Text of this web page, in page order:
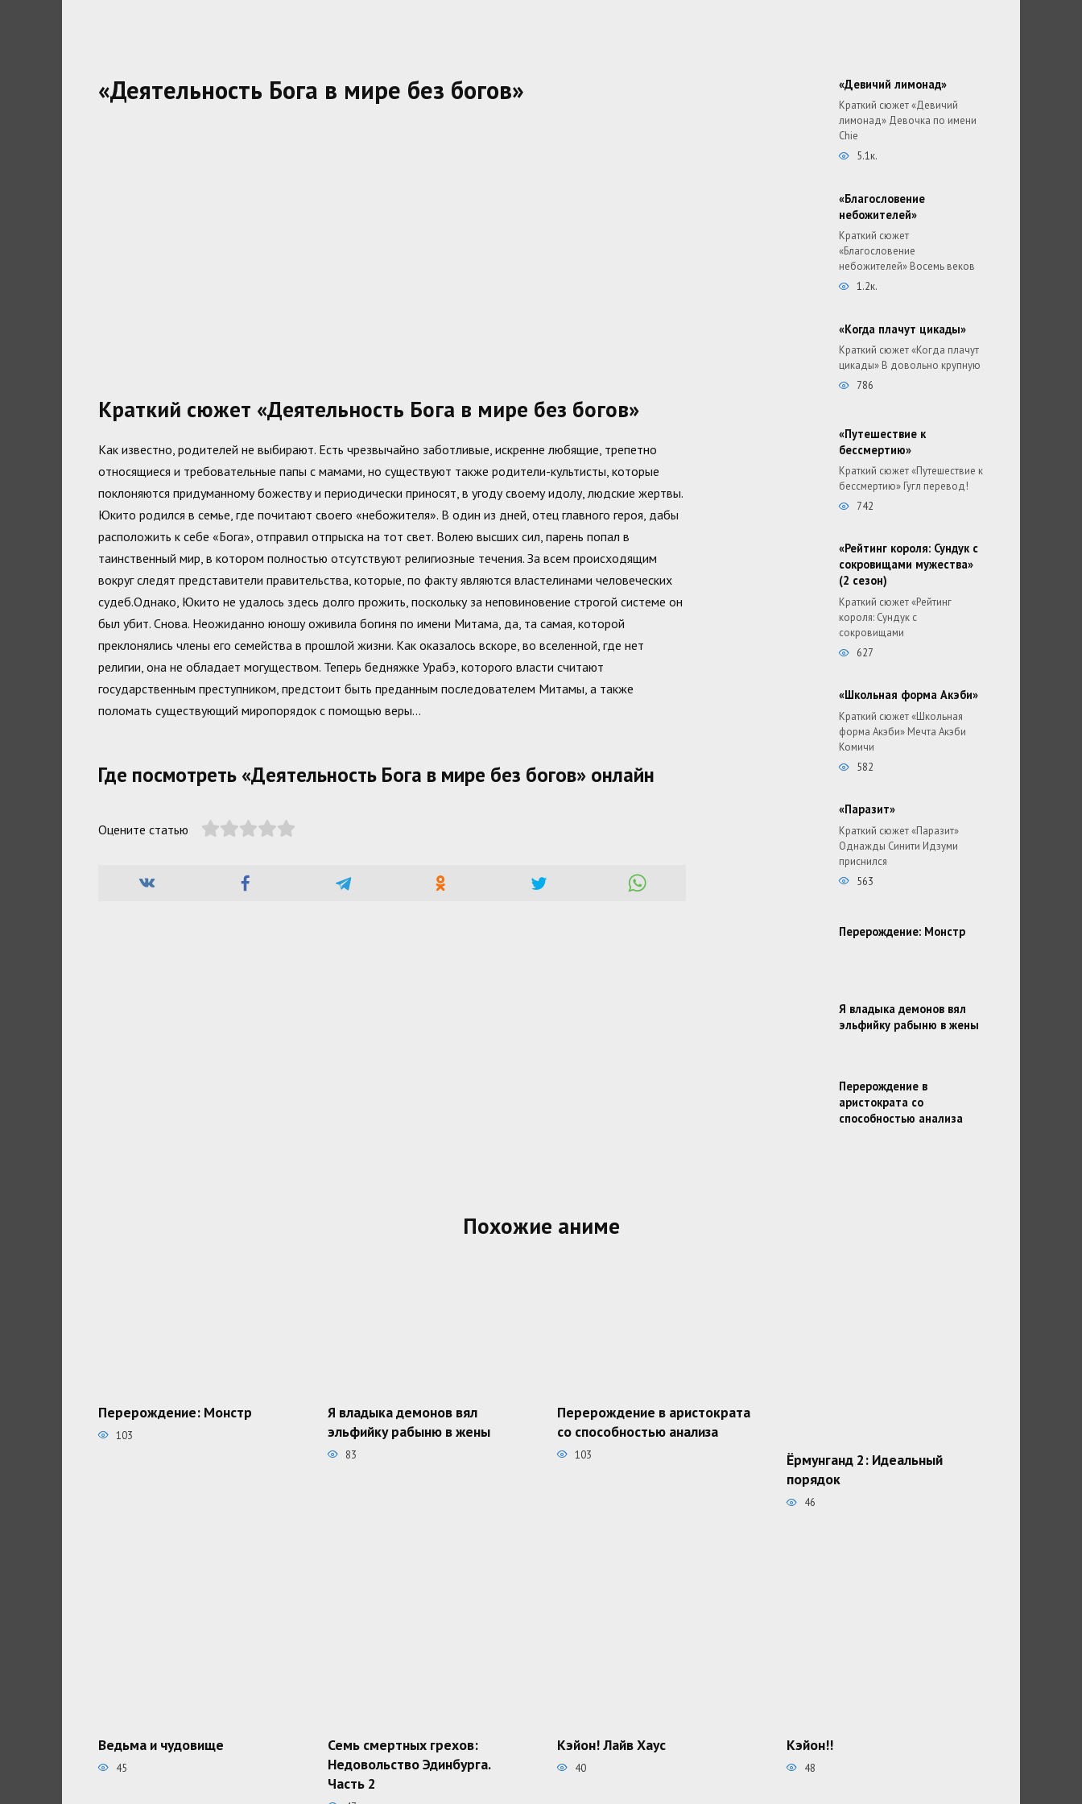
«Деятельность Бога в мире без богов»
Краткий сюжет «Деятельность Бога в мире без богов»
Как известно, родителей не выбирают. Есть чрезвычайно заботливые, искренне любящие, трепетно
относящиеся и требовательные папы с мамами, но существуют также родители-культисты, которые
поклоняются придуманному божеству и периодически приносят, в угоду своему идолу, людские жертвы.
Юкито родился в семье, где почитают своего «небожителя». В один из дней, отец главного героя, дабы
расположить к себе «Бога», отправил отпрыска на тот свет. Волею высших сил, парень попал в
таинственный мир, в котором полностью отсутствуют религиозные течения. За всем происходящим
вокруг следят представители правительства, которые, по факту являются властелинами человеческих
судеб.Однако, Юкито не удалось здесь долго прожить, поскольку за неповиновение строгой системе он
был убит. Снова. Неожиданно юношу оживила богиня по имени Митама, да, та самая, которой
преклонялись члены его семейства в прошлой жизни. Как оказалось вскоре, во вселенной, где нет
религии, она не обладает могуществом. Теперь бедняжке Урабэ, которого власти считают
государственным преступником, предстоит быть преданным последователем Митамы, а также
поломать существующий миропорядок с помощью веры…
Где посмотреть «Деятельность Бога в мире без богов» онлайн
Оцените статью
«Девичий лимонад»
Краткий сюжет «Девичий
лимонад» Девочка по имени
Chie
5.1к.
«Благословение
небожителей»
Краткий сюжет
«Благословение
небожителей» Восемь веков
1.2к.
«Когда плачут цикады»
Краткий сюжет «Когда плачут
цикады» В довольно крупную
786
«Путешествие к
бессмертию»
Краткий сюжет «Путешествие к
бессмертию» Гугл перевод!
742
«Рейтинг короля: Сундук с
сокровищами мужества»
(2 сезон)
Краткий сюжет «Рейтинг
короля: Сундук с
сокровищами
627
«Школьная форма Акэби»
Краткий сюжет «Школьная
форма Акэби» Мечта Акэби
Комичи
582
«Паразит»
Краткий сюжет «Паразит»
Однажды Синити Идзуми
приснился
563
Перерождение: Монстр
Я владыка демонов вял
эльфийку рабыню в жены
Перерождение в
аристократа со
способностью анализа
Похожие аниме
Перерождение: Монстр
103
Я владыка демонов вял
эльфийку рабыню в жены
83
Перерождение в аристократа
со способностью анализа
103
Ёрмунганд 2: Идеальный
порядок
46
Ведьма и чудовище
45
Семь смертных грехов:
Недовольство Эдинбурга.
Часть 2
Кэйон! Лайв Хаус
40
Кэйон!!
48